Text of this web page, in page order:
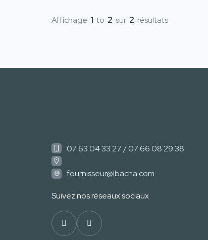
Affichage 1 to 2 sur 2 résultats
07 63 04 33 27 / 07 66 08 29 38
fournisseur@lbacha.com
Suivez nos réseaux sociaux